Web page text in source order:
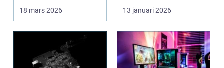
lugn, fokus...
18 mars 2026 13 januari 2026